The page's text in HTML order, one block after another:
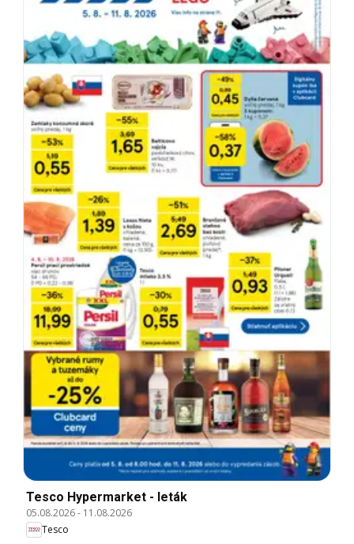
Tesco Hypermarket - leták
05.08.2026- 11.08.2026
Tesco